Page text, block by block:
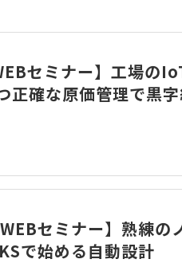
セミナー】工場の
正確な原価管理で黒
セミナー】熟練の
で始める自動設計